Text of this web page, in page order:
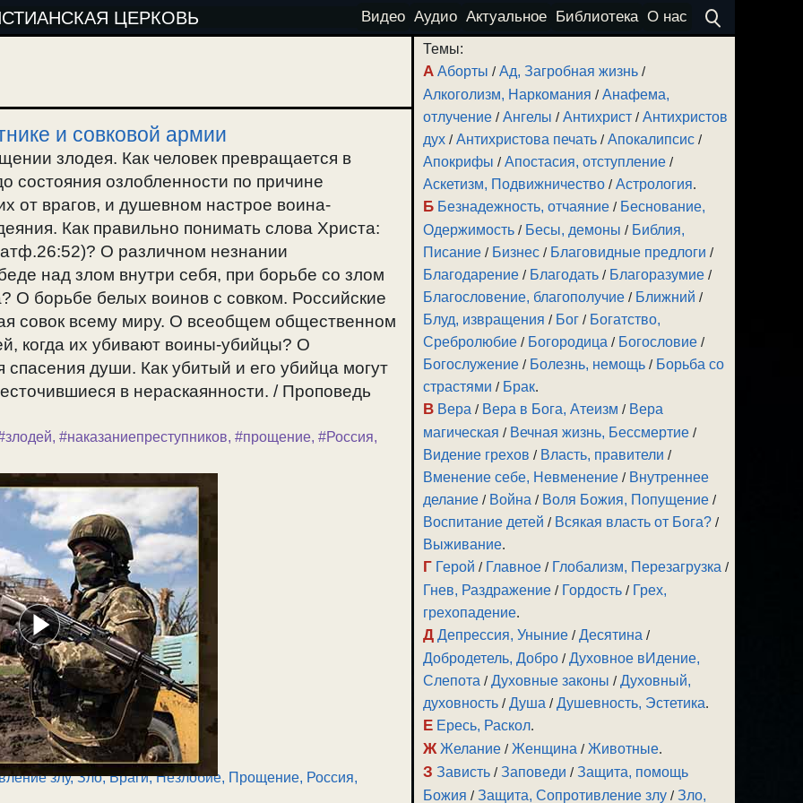
ЦЕРКОВЬ Видео Аудио Актуальное Библиотека О нас
и совковой армии
злодея. Как человек превращается в
состояния озлобленности по причине
от врагов, и душевном настрое воина-
Как правильно понимать слова Христа:
О различном незнании
над злом внутри себя, при борьбе со злом
О борьбе белых воинов с совком. Российские
совок всему миру. О всеобщем общественном
когда их убивают воины-убийцы? О
спасения души. Как убитый и его убийца могут
в нераскаянности. / Проповедь
, #наказаниепреступников, #прощение, #Россия,
злу,Зло, Враги,Незлобие, Прощение, Россия,
Темы:
А Аборты /Ад, Загробная жизнь /
Алкоголизм, Наркомания /Анафема,
отлучение /Ангелы /Антихрист /Антихристов
дух /Антихристова печать /Апокалипсис /
Апокрифы /Апостасия, отступление /
Аскетизм, Подвижничество /Астрология.
Б Безнадежность, отчаяние / Беснование,
Одержимость / Бесы, демоны / Библия,
Писание / Бизнес / Благовидные предлоги /
Благодарение / Благодать / Благоразумие /
Благословение, благополучие / Ближний /
Блуд, извращения / Бог / Богатство,
Сребролюбие / Богородица / Богословие /
Богослужение / Болезнь, немощь / Борьба со
страстями / Брак.
В Вера / Вера в Бога, Атеизм / Вера
магическая / Вечная жизнь, Бессмертие /
Видение грехов / Власть, правители /
Вменение себе, Невменение / Внутреннее
делание / Война / Воля Божия, Попущение /
Воспитание детей / Всякая власть от Бога? /
Выживание.
Г Герой / Главное / Глобализм, Перезагрузка /
Гнев, Раздражение / Гордость / Грех,
грехопадение.
Д Депрессия, Уныние /Десятина /
Добродетель, Добро /Духовное вИдение,
Слепота /Духовные законы /Духовный,
духовность /Душа /Душевность, Эстетика.
Е Ересь, Раскол.
Ж Желание /Женщина /Животные.
З Зависть /Заповеди /Защита, помощь
Божия /Защита, Сопротивление злу /Зло,